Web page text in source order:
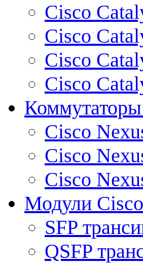
Cisco
Cisco
Cisco
Cisco
Cisco
Cisco
Cisco
Модули Cisco
SFP
QSFP